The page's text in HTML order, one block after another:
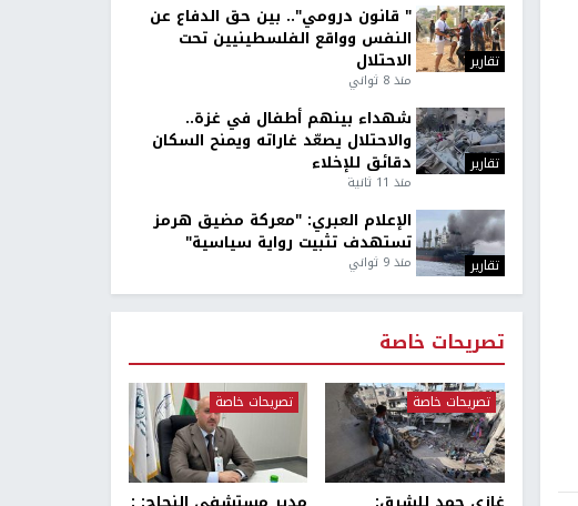
تقارير
" قانون درومي".. بين حق الدفاع عن
النفس وواقع الفلسطينيين تحت
الاحتلال
منذ 8 ثواني
تقارير
شهداء بينهم أطفال في غزة..
والاحتلال يصعّد غاراته ويمنح السكان
دقائق للإخلاء
منذ 11 ثانية
تقارير
الإعلام العبري: "معركة مضيق هرمز
تستهدف تثبيت رواية سياسية"
منذ 9 ثواني
تصريحات خاصة
تصريحات خاصة تصريحات خاصة